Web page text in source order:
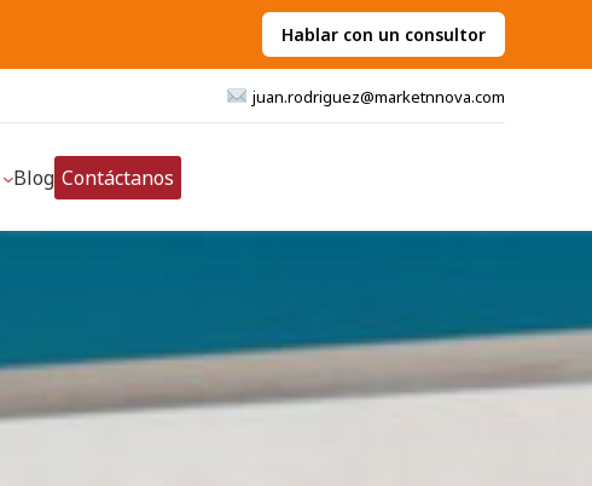
Hablar con un consultor
juan.rodriguez@marketnnova.com
Blog Contáctanos